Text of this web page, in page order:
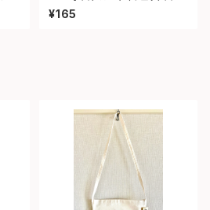
ツ）
¥165